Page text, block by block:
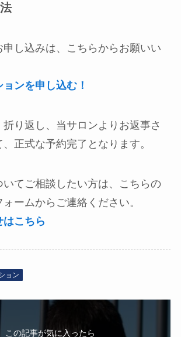
申し込みは、こちらからお願いい
ンを申し込む！
り返し、当サロンよりお返事さ
正式な予約完了となります。
いてご相談したい方は、こちらの
ームからご連絡ください。
はこちら
ョン
この記事が気に入ったら